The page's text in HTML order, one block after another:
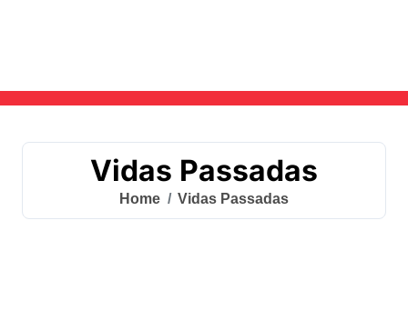
Vidas Passadas
Home Vidas Passadas